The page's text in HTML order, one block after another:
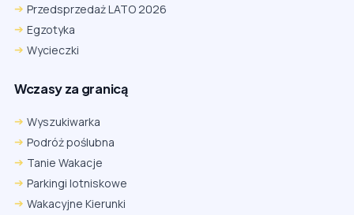
Przedsprzedaż LATO 2026
Egzotyka
Wycieczki
Wczasy za granicą
Wyszukiwarka
Podróż poślubna
Tanie Wakacje
Parkingi lotniskowe
Wakacyjne Kierunki